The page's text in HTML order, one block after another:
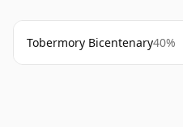
Tobermory Bicentenary40%